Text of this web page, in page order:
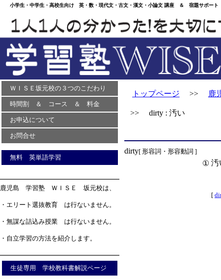
小学生・中学生・高校生向け 英・数・現代文・古文・漢文・小論文 講座 ＆ 宿題サポー
ＷＩＳＥ坂元校の３つのこだわり
時間割 ＆ コース ＆ 料金
お申込について
お問合せ
無料 英単語学習
鹿児島 学習塾 ＷＩＳＥ 坂元校は、
・エリート選抜教育 は行ないません。
・無謀な詰込み授業 は行ないません。
・自立学習の方法を紹介します。
生徒専用 学校教科書解説ページ
トップページ >> 鹿
>> dirty : 汚い
dirty[ 形容詞・形容動詞 ]
① 汚
[